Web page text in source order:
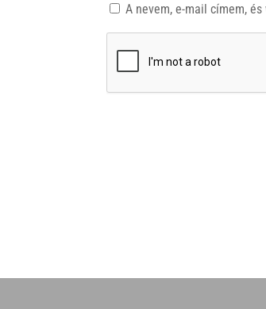
A nevem, e-mail címem,